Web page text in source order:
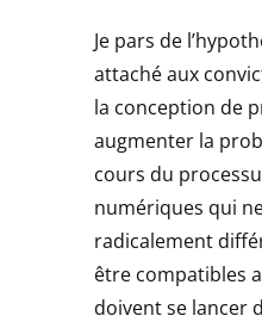
Je pars de
attaché aux
la conception de
augmenter la
cours du
numériques qui
radicalement
être compatibles
doivent se lancer